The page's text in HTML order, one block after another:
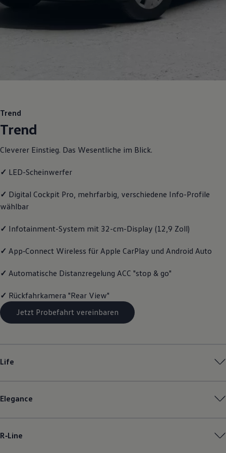
Motorenöl und Flüssigkeiten
Pannen- und Unfallhilfe
Economy Service
Transport
Updates für Software, Karten und Radio
Vorgängermodelle
Volkswagen Kundenbetreuung
Warn- und Kontrollleuchten
Live Beratung
Magazin
Transport
Elektromobilität
Volkswagen R
Volkswagen Kundenbetreuung
Trend
Trend
Cleverer Einstieg. Das Wesentliche im Blick.
✓ LED-Scheinwerfer
✓ Digital Cockpit Pro, mehrfarbig, verschiedene Info-Profile
wählbar
✓ Infotainment-System mit 32-cm-Display (12,9 Zoll)
✓ App‑Connect Wireless für Apple CarPlay und Android Auto
✓ Automatische Distanzregelung ACC "stop & go"
✓ Rückfahrkamera "Rear View"
Jetzt Probefahrt vereinbaren
Life
Elegance
R‑Line